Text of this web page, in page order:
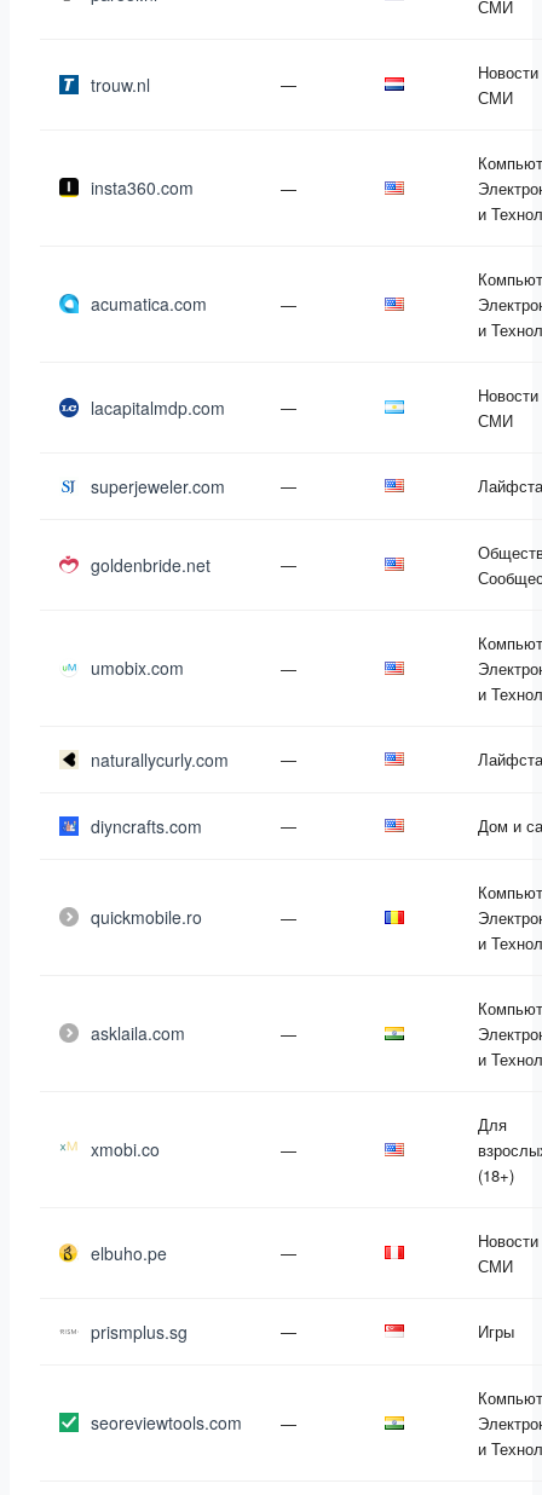
СМИ
trouw.nl —
СМИ
insta360.com —
и
acumatica.com —
и
lacapitalmdp.com —
СМИ
superjeweler.com —
goldenbride.net —
umobix.com —
и
naturallycurly.com —
diyncrafts.com — Дом и
quickmobile.ro —
и
asklaila.com —
и
xmobi.co —
Для
(18+)
elbuho.pe —
СМИ
prismplus.sg — Игры
seoreviewtools.com —
и